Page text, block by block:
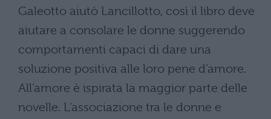
Galeotto aiutò Lancillotto, così il libro deve
aiutare a consolare le donne suggerendo
comportamenti capaci di dare una
soluzione positiva alle loro pene d’amore.
All’amore è ispirata la maggior parte delle
novelle. L’associazione tra le donne e